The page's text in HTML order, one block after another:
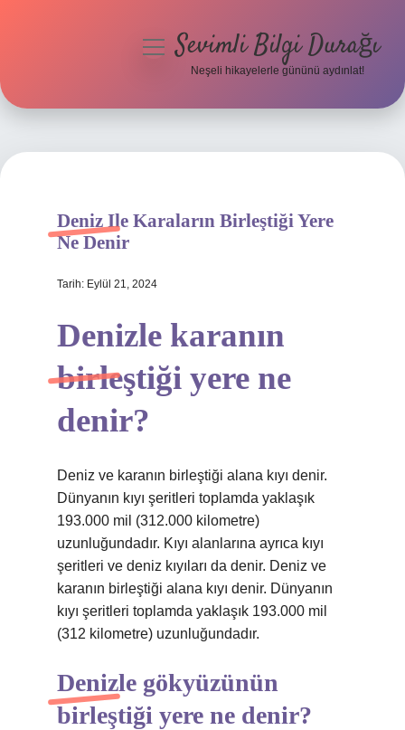
Hakkımızda
menüyüSevimli Bilgi Durağı
Neşeli hikayelerle gününü aydınlat!
Deniz Ile Karaların Birleştiği Yere
Ne Denir
Tarih: Eylül 21, 2024
Denizle karanın
birleştiği yere ne
denir?
Deniz ve karanın birleştiği alana kıyı denir.
Dünyanın kıyı şeritleri toplamda yaklaşık
193.000 mil (312.000 kilometre)
uzunluğundadır. Kıyı alanlarına ayrıca kıyı
şeritleri ve deniz kıyıları da denir. Deniz ve
karanın birleştiği alana kıyı denir. Dünyanın
kıyı şeritleri toplamda yaklaşık 193.000 mil
(312 kilometre) uzunluğundadır.
Denizle gökyüzünün
birleştiği yere ne denir?